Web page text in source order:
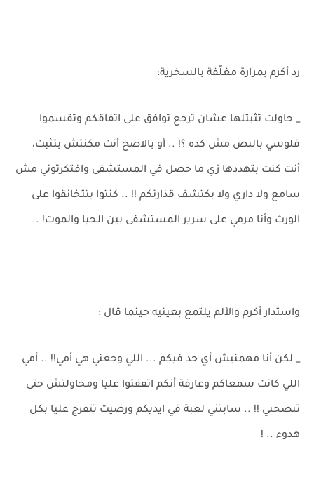
رد أكرم بمرارة مغلّفة بالسخرية:
_ حاولت تثبتلها عشان ترجع توافق على اتفاقكم وتقسموا
فلوسي بالنص مش كده ؟! .. أو بالاصح أنت مكنتش بتثبت،
أنت كنت بتهددها زي ما حصل في المستشفى وافتكرتوني مش
سامع ولا داري ولا بكتشف قذارتكم !! .. كنتوا بتتخانقوا على
الورث وأنا مرمي على سرير المستشفى بين الحيا والموت! ..
واستدار أكرم والألم يلتمع بعينيه حينما قال :
_ لكن أنا مهمنيش أي حد فيكم ... اللي وجعني هي أمي!! .. أمي
اللي كانت سمعاكم وعارفة أنكم اتفقتوا عليا ومحاولتش حتى
تنصحني !! .. سابتني لعبة في ايديكم ورضيت تتفرج عليا بكل
هدوء .. !